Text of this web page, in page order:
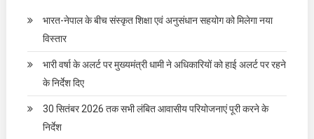
भारत-नेपाल के बीच संस्कृत शिक्षा एवं अनुसंधान सहयोग को मिलेगा नया
विस्तार
भारी वर्षा के अलर्ट पर मुख्यमंत्री धामी ने अधिकारियों को हाई अलर्ट पर रहने
के निर्देश दिए
30 सितंबर 2026 तक सभी लंबित आवासीय परियोजनाएं पूरी करने के
निर्देश